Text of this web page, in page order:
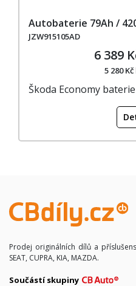
Autobaterie 79Ah /
JZW915105AD
6 389
5 280
Škoda Economy
Prodej originálních dílů a
SEAT, CUPRA, KIA, MAZDA.
Součástí skupiny